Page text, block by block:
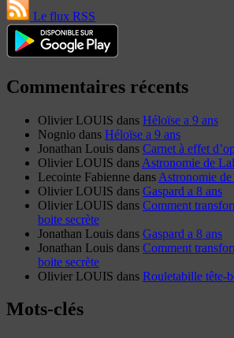
Le flux RSS
Commentaires récents
Olivier LOUIS dans Héloïse a 9 ans
Nognio dans Héloïse a 9 ans
Jonathan Louis dans Carnet à effet
Olivier LOUIS dans Astronomie de
Lecointe Fabienne dans Astronomie
Olivier LOUIS dans Gaspard a 8 ans
Olivier LOUIS dans Comment
boite secrète
Jonathan Louis dans Gaspard a 8 ans
Jonathan Louis dans Comment
boite secrète
Olivier LOUIS dans Rouletabille tête-
Mots-clés